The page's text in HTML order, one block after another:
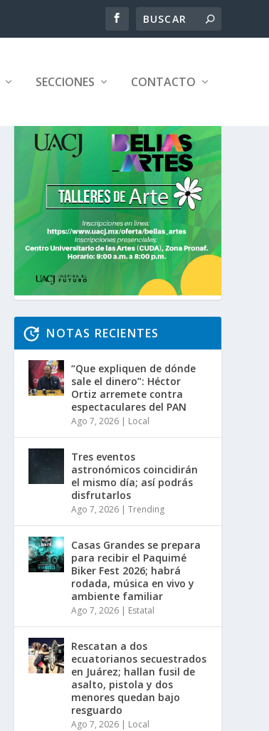
SECCIONES CONTACTO
NOTAS RECIENTES
“Que expliquen de dónde
sale el dinero”: Héctor
Ortiz arremete contra
espectaculares del PAN
Ago 7, 2026 | Local
Tres eventos
astronómicos coincidirán
el mismo día; así podrás
disfrutarlos
Ago 7, 2026 |Trending
Casas Grandes se prepara
para recibir el Paquimé
Biker Fest 2026; habrá
rodada, música en vivo y
ambiente familiar
Ago 7, 2026 | Estatal
Rescatan a dos
ecuatorianos secuestrados
en Juárez; hallan fusil de
asalto, pistola y dos
menores quedan bajo
resguardo
Ago 7, 2026 | Local